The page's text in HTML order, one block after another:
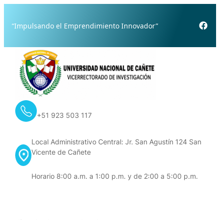
content
“Impulsando el Emprendimiento Innovador”
+51 923 503 117
Local Administrativo Central: Jr. San Agustín 124 San
Vicente de Cañete
Horario 8:00 a.m. a 1:00 p.m. y de 2:00 a 5:00 p.m.